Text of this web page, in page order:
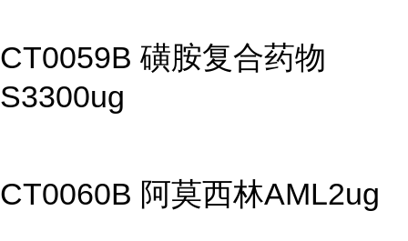
CT0059B 磺胺复合药物
S3300ug
CT0060B 阿莫西林AML2ug